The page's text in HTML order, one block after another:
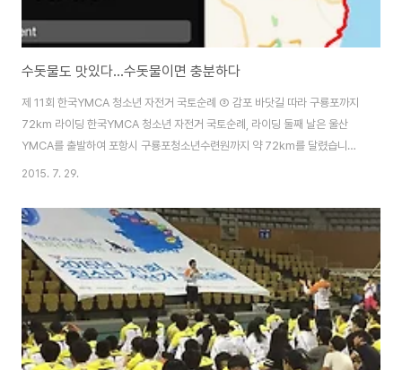
수돗물도 맛있다...수돗물이면 충분하다
제 11회 한국YMCA 청소년 자전거 국토순례 ③ 감포 바닷길 따라 구룡포까지
72km 라이딩 한국YMCA 청소년 자전거 국토순례, 라이딩 둘째 날은 울산
YMCA를 출발하여 포항시 구룡포청소년수련원까지 약 72km를 달렸습니다.
GPS기록만으로보면 총 주행시간은 약 5시간(4시간 56분 19초)이고, 거리는
울산YMCA를 출발하여 오후 5시 구푱포 청소년수련원까지 약 8시간 40분을
주행한 셈입니다. 총 주행시간 8시간 40분에는 밥 먹는 쉬간, 휴식 시간이 모
두 포함되어 있는 시간이고, 4시간 56분은 자전거가 멈추어 있었던 시간을 뺀
실 주행 시간입니다. 하루 만에 라이딩이 몸에 좀 더 익숙해졌는지 총 주행거리
가 전날..
2015. 7. 29.